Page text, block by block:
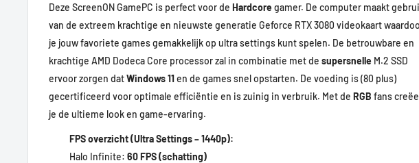
Deze ScreenON GamePC is perfect voor de Hardcore gamer. De computer maakt
van de extreem krachtige en nieuwste generatie Geforce RTX 3080 videokaart
je jouw favoriete games gemakkelijk op ultra settings kunt spelen. De betrouwbare en
krachtige AMD Dodeca Core processor zal in combinatie met de supersnelle M.2 SSD
ervoor zorgen datWindows 11en de games snel opstarten. De voeding is (80 plus)
gecertificeerd voor optimale efficiëntie en is zuinig in verbruik. Met de RGB fans
je de ultieme look en game-ervaring.
FPS overzicht (Ultra Settings – 1440p):
Halo Infinite: 60 FPS (schatting)